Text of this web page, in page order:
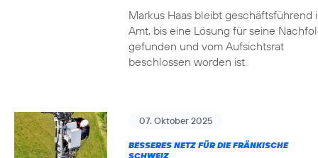
Markus Haas bleibt geschäftsführend
Amt, bis eine Lösung für seine
gefunden und vom Aufsichtsrat
beschlossen worden ist.
07. Oktober 2025
BESSERES NETZ FÜR DIE FRÄNKISCHE
SCHWEIZ